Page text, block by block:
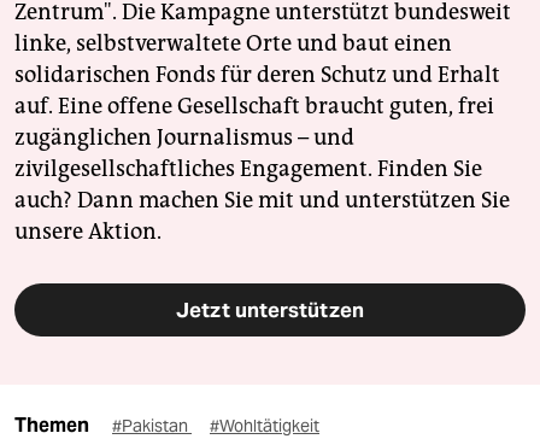
Zentrum". Die Kampagne unterstützt bundesweit
linke, selbstverwaltete Orte und baut einen
solidarischen Fonds für deren Schutz und Erhalt
auf. Eine offene Gesellschaft braucht guten, frei
zugänglichen Journalismus – und
zivilgesellschaftliches Engagement. Finden Sie
auch? Dann machen Sie mit und unterstützen Sie
unsere Aktion.
Jetzt unterstützen
Themen #Pakistan #Wohltätigkeit